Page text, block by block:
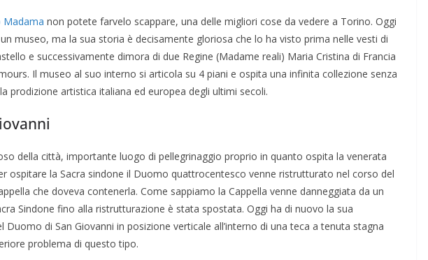
Madama non potete farvelo scappare, una delle migliori cose da vedere a Torino. Oggi
museo, ma la sua storia è decisamente gloriosa che lo ha visto prima nelle vesti di
e successivamente dimora di due Regine (Madame reali) Maria Cristina di Francia
Il museo al suo interno si articola su 4 piani e ospita una infinita collezione senza
prodizione artistica italiana ed europea degli ultimi secoli.
della città, importante luogo di pellegrinaggio proprio in quanto ospita la venerata
ospitare la Sacra sindone il Duomo quattrocentesco venne ristrutturato nel corso del
che doveva contenerla. Come sappiamo la Cappella venne danneggiata da un
Sindone fino alla ristrutturazione è stata spostata. Oggi ha di nuovo la sua
Duomo di San Giovanni in posizione verticale all’interno di una teca a tenuta stagna
problema di questo tipo.